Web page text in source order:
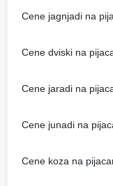
Cene jagnjadi na
Cene dviski na
Cene jaradi na
Cene junadi na
Cene koza na